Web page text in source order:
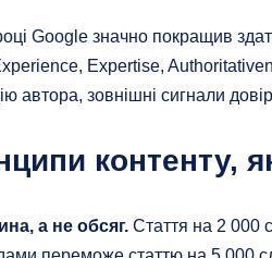
Google значно покращив
Expertise,
автора, зовнішні сигнали
контенту,
а не обсяг. Стаття на 2 000